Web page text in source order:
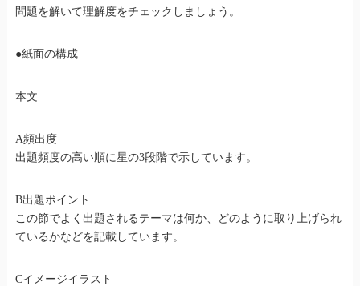
問題を解いて理解度をチェックしましょう。
●紙面の構成
本文
A頻出度
出題頻度の高い順に星の3段階で示しています。
B出題ポイント
この節でよく出題されるテーマは何か、どのように取り上げられ
ているかなどを記載しています。
Cイメージイラスト